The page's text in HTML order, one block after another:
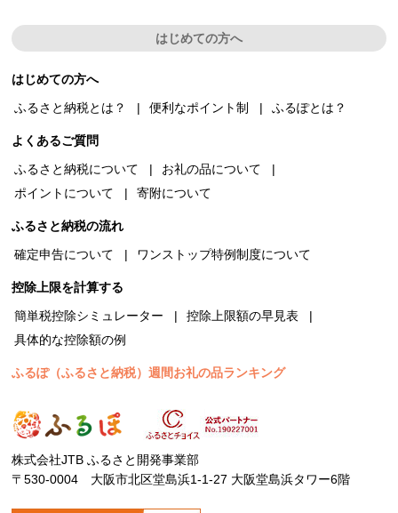
はじめての方へ
はじめての方へ
ふるさと納税とは？
便利なポイント制 ふるぽとは？
よくあるご質問
ふるさと納税について
お礼の品について
ポイントについて
寄附について
ふるさと納税の流れ
確定申告について
ワンストップ特例制度について
控除上限を計算する
簡単税控除シミュレーター
控除上限額の早見表
具体的な控除額の例
ふるぽ（ふるさと納税）週間お礼の品ランキング
株式会社JTB ふるさと開発事業部
〒530-0004 大阪市北区堂島浜1-1-27 大阪堂島浜タワー6階